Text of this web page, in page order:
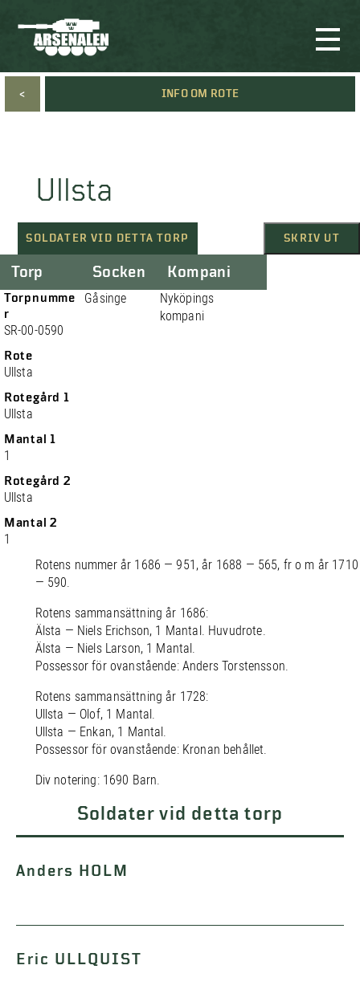
< INFO OM ROTE
Ullsta
SOLDATER VID DETTA TORP SKRIV UT
Torp
Torpnumme
r
SR-00-0590
Rote
Ullsta
Rotegård 1
Ullsta
Mantal 1
1
Rotegård 2
Ullsta
Mantal 2
1
Socken
Gåsinge
Kompani
Nyköpings
kompani
Rotens nummer år 1686 — 951, år 1688 — 565, fr o m år 1710
— 590.
Rotens sammansättning år 1686:
Älsta — Niels Erichson, 1 Mantal. Huvudrote.
Älsta — Niels Larson, 1 Mantal.
Possessor för ovanstående: Anders Torstensson.
Rotens sammansättning år 1728:
Ullsta — Olof, 1 Mantal.
Ullsta — Enkan, 1 Mantal.
Possessor för ovanstående: Kronan behållet.
Div notering: 1690 Barn.
Soldater vid detta torp
Anders HOLM
Eric ULLQUIST